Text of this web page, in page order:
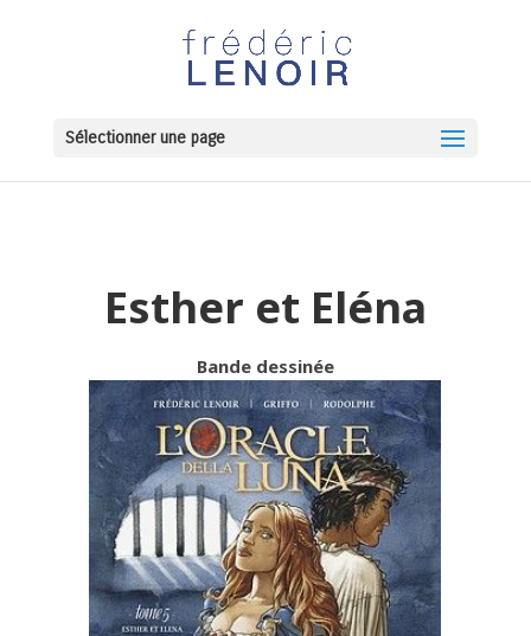
Sélectionner une page
Esther et Eléna
Bande dessinée